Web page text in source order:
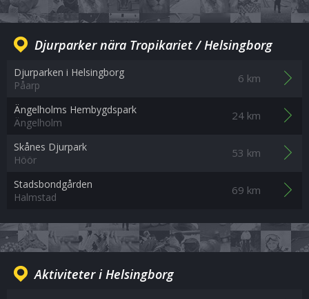
Djurparker nära Tropikariet / Helsingborg
Djurparken i Helsingborg
Påarp
6 km
Ängelholms Hembygdspark
Ängelholm
24 km
Skånes Djurpark
Höör
53 km
Stadsbondgården
Halmstad
69 km
Aktiviteter i Helsingborg